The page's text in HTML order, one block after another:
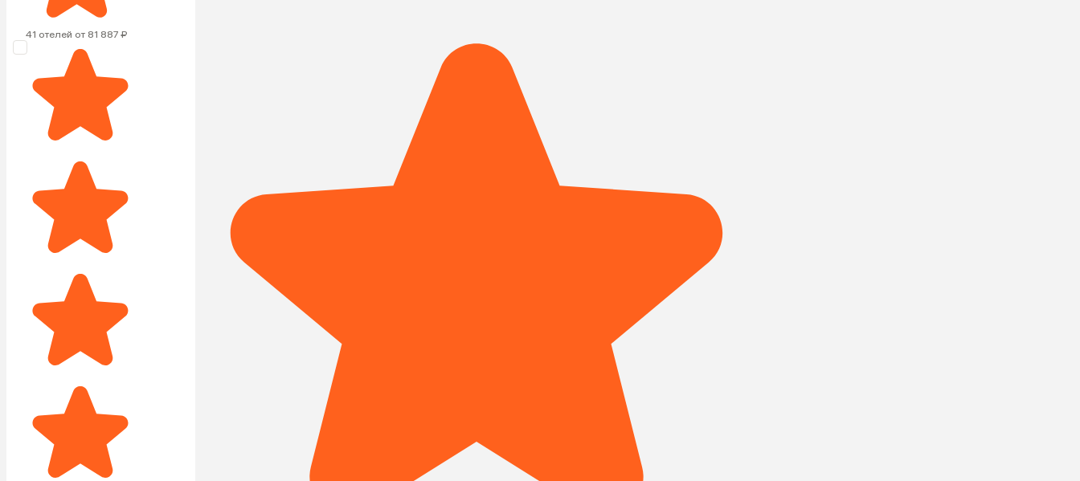
41 отелей от 81 887 ₽